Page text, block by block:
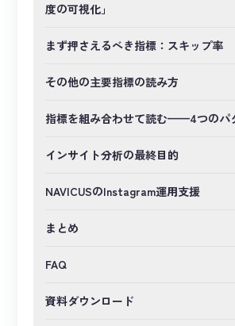
度の可視化」
まず押さえるべき指標：スキップ率
その他の主要指標の読み方
指標を組み合わせて読む——4つのパ
インサイト分析の最終目的
NAVICUSのInstagram運用支援
まとめ
FAQ
資料ダウンロード